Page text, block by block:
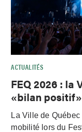
ACTUALITÉS
FEQ 2026 : la
«bilan
La Ville de
mobilité lors du